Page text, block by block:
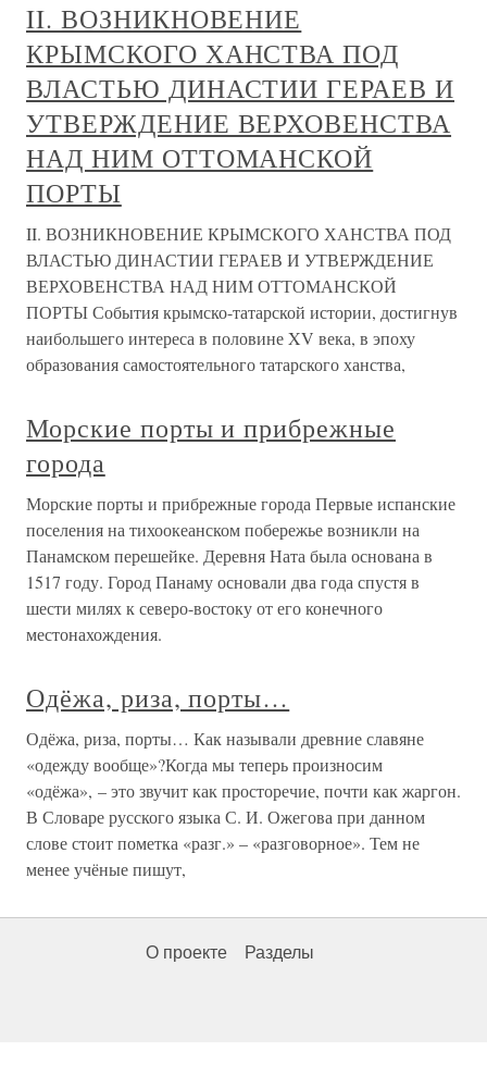
II. ВОЗНИКНОВЕНИЕ
КРЫМСКОГО ХАНСТВА ПОД
ВЛАСТЬЮ ДИНАСТИИ ГЕРАЕВ И
УТВЕРЖДЕНИЕ ВЕРХОВЕНСТВА
НАД НИМ ОТТОМАНСКОЙ
ПОРТЫ
II. ВОЗНИКНОВЕНИЕ КРЫМСКОГО ХАНСТВА ПОД
ВЛАСТЬЮ ДИНАСТИИ ГЕРАЕВ И УТВЕРЖДЕНИЕ
ВЕРХОВЕНСТВА НАД НИМ ОТТОМАНСКОЙ
ПОРТЫ События крымско-татарской истории, достигнув
наибольшего интереса в половине XV века, в эпоху
образования самостоятельного татарского ханства,
Морские порты и прибрежные
города
Морские порты и прибрежные города Первые испанские
поселения на тихоокеанском побережье возникли на
Панамском перешейке. Деревня Ната была основана в
1517 году. Город Панаму основали два года спустя в
шести милях к северо-востоку от его конечного
местонахождения.
Одёжа, риза, порты…
Одёжа, риза, порты… Как называли древние славяне
«одежду вообще»?Когда мы теперь произносим
«одёжа», – это звучит как просторечие, почти как жаргон.
В Словаре русского языка С. И. Ожегова при данном
слове стоит пометка «разг.» – «разговорное». Тем не
менее учёные пишут,
О проекте Разделы